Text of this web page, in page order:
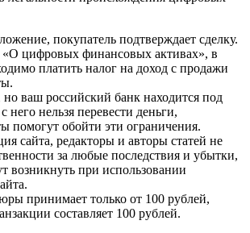
покупатель подтверждает сделку.
цифровых финансовых активах», в
платить налог на доход с продажи
но ваш российский банк находится под
него нельзя перевести деньги,
помогут обойти эти ограничения.
сайта, редакторы и авторы статей не
за любые последствия и убытки,
возникнуть при использовании
принимает только от 100 рублей,
составляет 100 рублей.